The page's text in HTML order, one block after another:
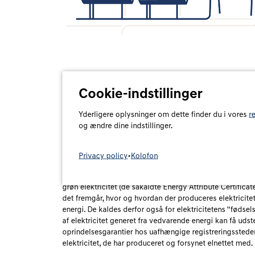
Et centraliseret system
grøn elektricitet (de såkaldte Energy Attribute
det fremgår, hvor og hvordan der produceres
energi. De kaldes derfor også for elektricitetens
af elektricitet generet fra vedvarende energi kan få
oprindelsesgarantier hos uafhængige
elektricitet, de har produceret og forsynet elnettet med.
Cookie-indstillinger
Yderligere oplysninger om dette finder du i vores
og ændre dine indstillinger.
Privacy policy• Kolofon